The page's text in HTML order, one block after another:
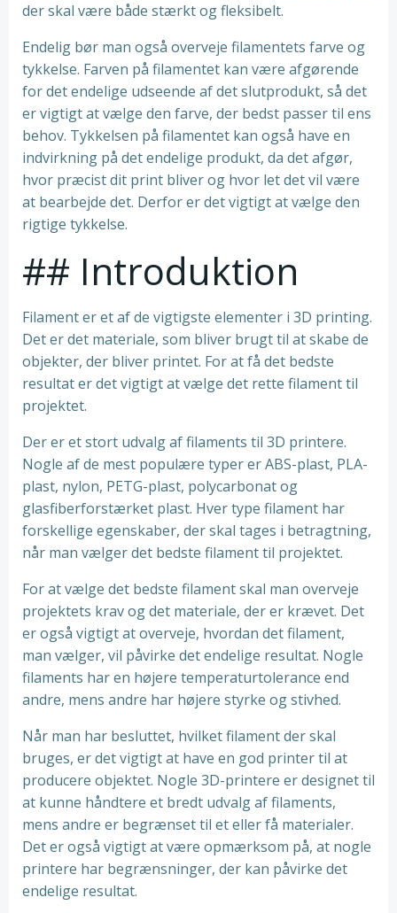
der skal være både stærkt og fleksibelt.
Endelig bør man også overveje filamentets farve og
tykkelse. Farven på filamentet kan være afgørende
for det endelige udseende af det slutprodukt, så det
er vigtigt at vælge den farve, der bedst passer til ens
behov. Tykkelsen på filamentet kan også have en
indvirkning på det endelige produkt, da det afgør,
hvor præcist dit print bliver og hvor let det vil være
at bearbejde det. Derfor er det vigtigt at vælge den
rigtige tykkelse.
## Introduktion
Filament er et af de vigtigste elementer i 3D printing.
Det er det materiale, som bliver brugt til at skabe de
objekter, der bliver printet. For at få det bedste
resultat er det vigtigt at vælge det rette filament til
projektet.
Der er et stort udvalg af filaments til 3D printere.
Nogle af de mest populære typer er ABS-plast, PLA-
plast, nylon, PETG-plast, polycarbonat og
glasfiberforstærket plast. Hver type filament har
forskellige egenskaber, der skal tages i betragtning,
når man vælger det bedste filament til projektet.
For at vælge det bedste filament skal man overveje
projektets krav og det materiale, der er krævet. Det
er også vigtigt at overveje, hvordan det filament,
man vælger, vil påvirke det endelige resultat. Nogle
filaments har en højere temperaturtolerance end
andre, mens andre har højere styrke og stivhed.
Når man har besluttet, hvilket filament der skal
bruges, er det vigtigt at have en god printer til at
producere objektet. Nogle 3D-printere er designet til
at kunne håndtere et bredt udvalg af filaments,
mens andre er begrænset til et eller få materialer.
Det er også vigtigt at være opmærksom på, at nogle
printere har begrænsninger, der kan påvirke det
endelige resultat.